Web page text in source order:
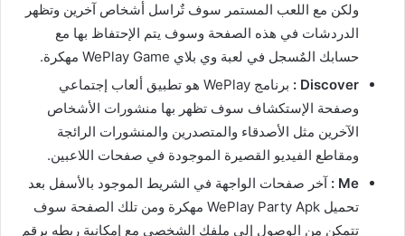
ولكن مع اللعب المستمر سوف تٌراسل أشخاص آخرين وتظهر
الدردشات في هذه الصفحة وسوف يتم الإحتفاظ بها مع
حسابك المٌسجل في لعبة وي بلاي WePlay Game مهكرة.
Discover :
برنامج WePlay هو تطبيق ألعاب إجتماعي
وصفحة الإستكشاف سوف تظهر بها منشورات الأشخاص
الآخرين مثل الأصدقاء والمتصدرين والمنشورات الرائجة
ومقاطع الفيديو القصيرة الموجودة في صفحات اللاعبين.
Me :
آخر صفحات الواجهة في الشريط الموجود بالأسفل بعد
تحميل WePlay Party Apk مهكرة ومن تلك الصفحة سوف
تتمكن من الوصول إلى ملفك الشخصي مع إمكانية ربطه برقم